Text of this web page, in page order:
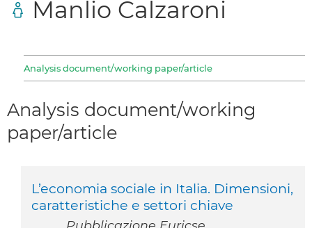
Manlio Calzaroni
Analysis document/working paper/article
Analysis document/working
paper/article
L’economia sociale in Italia. Dimensioni,
caratteristiche e settori chiave
Pubblicazione Euricse